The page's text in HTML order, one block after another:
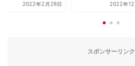
2022年12月5日
スポンサーリンク